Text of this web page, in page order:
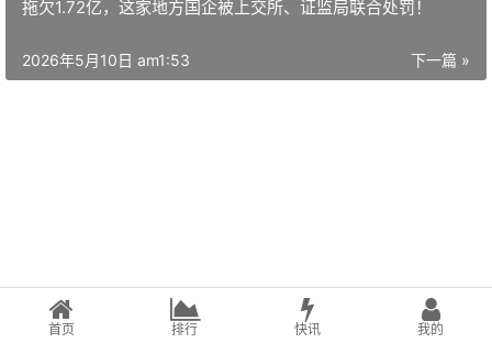
拖欠1.72亿，这家地方国企被上交所、证监局联合处罚！
下一篇 »
2026年5月10日 am1:53
首页 排行 快讯 我的